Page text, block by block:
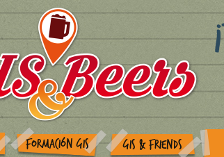
FORMACIÓN GIS GIS & FRIENDS